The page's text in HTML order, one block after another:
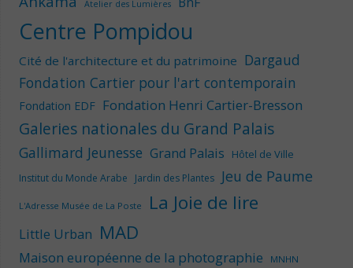
Atelier des Lumières
Centre Pompidou
Cité de l'architecture et du patrimoine Dargaud
Fondation Cartier pour l'art contemporain
Fondation EDF Fondation Henri Cartier-Bresson
Galeries nationales du Grand Palais
Gallimard Jeunesse Grand Palais Hôtel de Ville
Institut du Monde Arabe Jardin des Plantes Jeu de Paume
L'Adresse Musée de La Poste La Joie de lire
Little Urban MAD
Maison européenne de la photographie
MNHN